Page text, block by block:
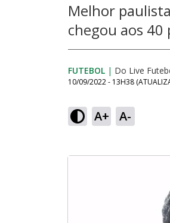
Melhor
chegou aos
FUTEBOL | Do Live
10/09/2022 - 13H38
A+ A-